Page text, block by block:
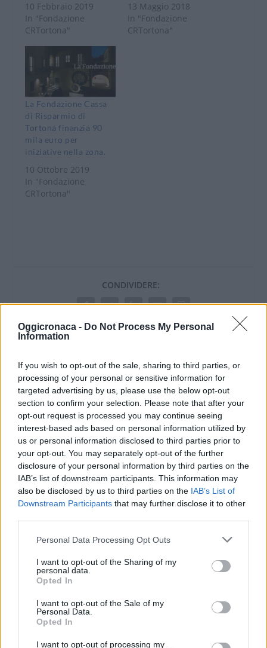
Oggicronaca - Do Not Process My Personal
Information
If you wish to opt-out of the sale, sharing to third parties, or
processing of your personal or sensitive information for
targeted advertising by us, please use the below opt-out
section to confirm your selection. Please note that after your
opt-out request is processed you may continue seeing
interest-based ads based on personal information utilized by
us or personal information disclosed to third parties prior to
your opt-out. You may separately opt-out of the further
disclosure of your personal information by third parties on the
IAB’s list of downstream participants. This information may
also be disclosed by us to third parties on the IAB’s List of
Downstream Participants that may further disclose it to other
Personal Data Processing Opt Outs
I want to opt-out of the Sharing of my
personal data.
Opted In
I want to opt-out of the Sale of my
Personal Data.
Opted In
I want to opt-out of processing my
10 Febbraio 2019
In "Fondazione
CRTortona"
13 Maggio 2018
In "Fondazione
CRTortona"
La Fondazione Cassa
di Risparmio di
Tortona finanzia 90
mila euro per
iniziative nella zona.
10 Ottobre 2019
In "Fondazione
CRTortona"
CONDIVIDERE:
VALUTARE: